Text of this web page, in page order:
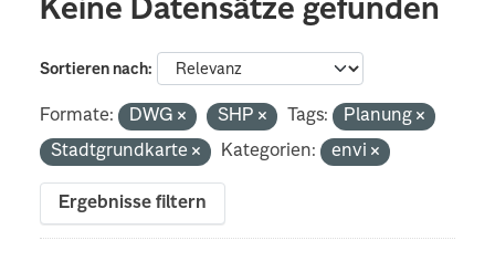
Keine Datensätze gefunden
Sortieren nach
Formate: DWG SHP Tags:
Planung
Stadtgrundkarte
Kategorien: envi
Ergebnisse filtern